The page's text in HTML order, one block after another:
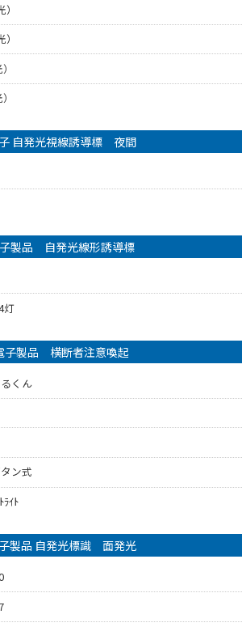
自発光視線誘導標 夜間
製品 自発光線形誘導標
灯
子製品 横断者注意喚起
くん
ン式
ｲﾄ
製品 自発光標識 面発光